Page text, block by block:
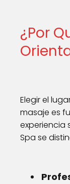
¿Por
Elegir el
masaje es
experiencia
Spa se